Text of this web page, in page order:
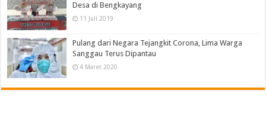
Desa di Bengkayang
11 Juli 2019
Pulang dari Negara Tejangkit Corona, Lima Warga
Sanggau Terus Dipantau
4 Maret 2020